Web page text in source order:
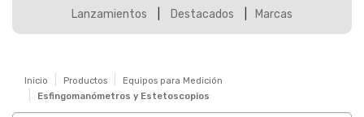
Lanzamientos Destacados Marcas
Inicio Productos
Equipos para Medición
Esfingomanómetros y Estetoscopios